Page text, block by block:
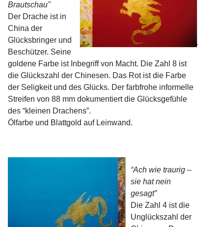
Brautschau"
Der Drache ist in
China der
Glücksbringer und
Beschützer. Seine
goldene Farbe ist Inbegriff von Macht. Die Zahl 8 ist
die Glückszahl der Chinesen. Das Rot ist die Farbe
der Seligkeit und des Glücks. Der farbfrohe informelle
Streifen von 88 mm dokumentiert die Glücksgefühle
des “kleinen Drachens”.
Ölfarbe und Blattgold auf Leinwand.
“Ach wie traurig –
sie hat nein
gesagt”
Die Zahl 4 ist die
Unglückszahl der